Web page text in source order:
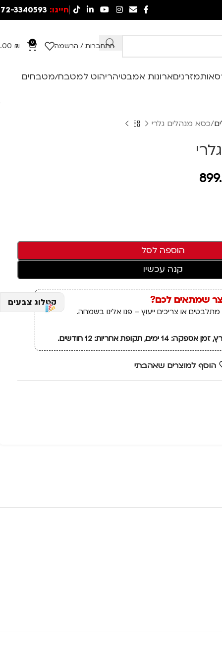
חייגו: 3340593
התחברות / הרשמה 0
₪
מזרניםארונות אמבטיהריהוט למטבח/מטבחים
כסא מנהלים גלרי
הוספה לסל
קנה עכשיו
שמתאים לכם?
או צריכים ייעוץ – פנו אלינו בשמחה.
תקופת אחריות: 12 חודשים.
הוסף למוצרים שאהבתי
קטלוג צבעים